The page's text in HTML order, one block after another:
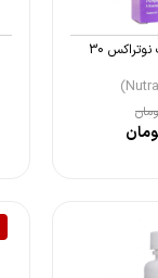
کپسول پروستافورت نوتراکس 30